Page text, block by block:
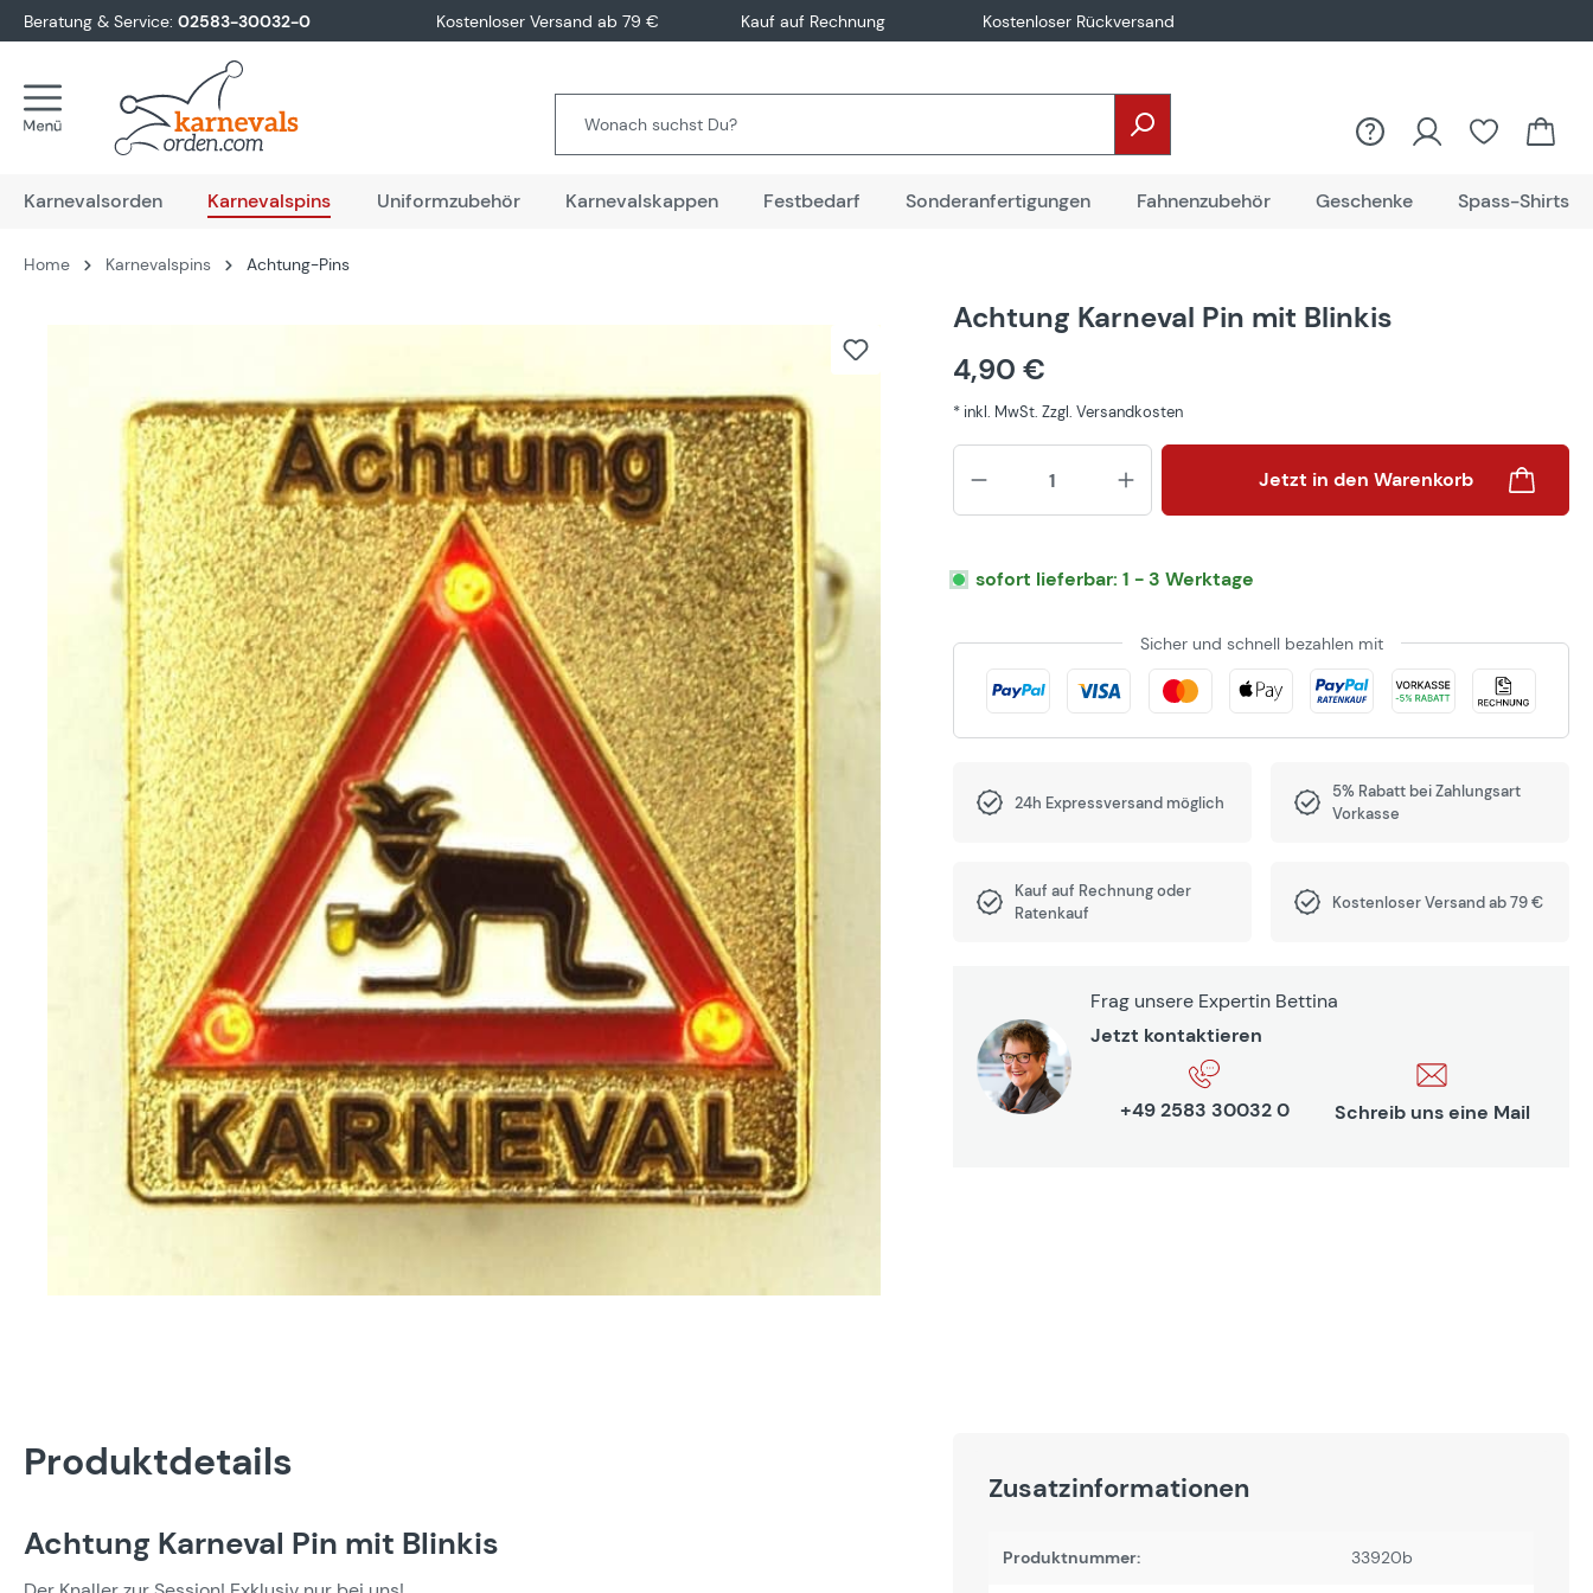
Zur Hauptnavigation springen
Beratung & Service: 02583-30032-0 Kostenloser Versand ab 79 € Kauf auf Rechnung Kostenloser Rückversand
Karnevalsorden Karnevalspins Uniformzubehör Karnevalskappen Festbedarf Sonderanfertigungen Fahnenzubehör Geschenke Spass-Shirts
Home Karnevalspins Achtung-Pins
Achtung Karneval Pin mit Blinkis
4,90 €
* inkl. MwSt. Zzgl. Versandkosten
Produkt Anzahl: Gib den
Jetzt in den Warenkorb
sofort lieferbar: 1 - 3 Werktage
Sicher und schnell bezahlen mit
24h Expressversand möglich
5% Rabatt bei Zahlungsart
Vorkasse
Kauf auf Rechnung oder
Ratenkauf
Kostenloser Versand ab 79 €
Frag unsere Expertin Bettina
Jetzt kontaktieren
+49 2583 30032 0 Schreib uns eine Mail
Produktdetails
Achtung Karneval Pin mit Blinkis
Zusatzinformationen
Produktnummer: 33920b